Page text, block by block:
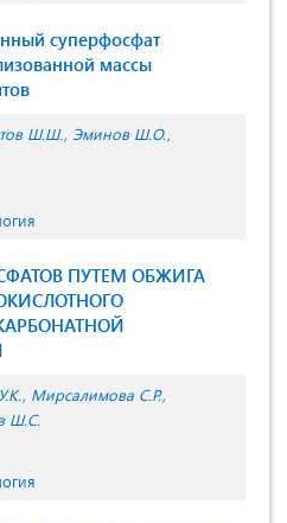
суперфосфат
массы
Ш.Ш. Эминов Ш.О.
ПУТЕМ ОБЖИГА
Мирсалимова С.Р.
Ш.С.